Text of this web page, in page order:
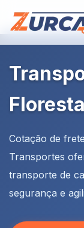
Cotação de
Transportes
transporte de
segurança e